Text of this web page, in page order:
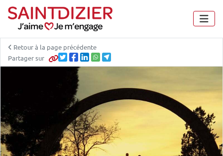
Retour à la page précédente
Partager sur
Panneau de gestion des cookies